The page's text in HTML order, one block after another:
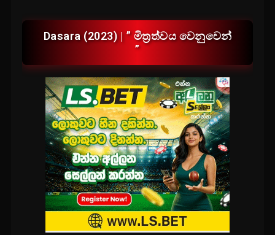
Dasara (2023) | ” මිත්‍රත්වය වෙනුවෙන්
”